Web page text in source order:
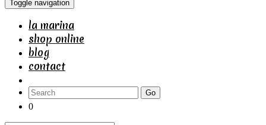
Toggle navigation
la marina
shop online
blog
contact
Go
0